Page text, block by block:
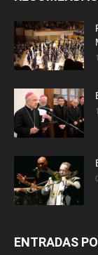
ENTRADAS